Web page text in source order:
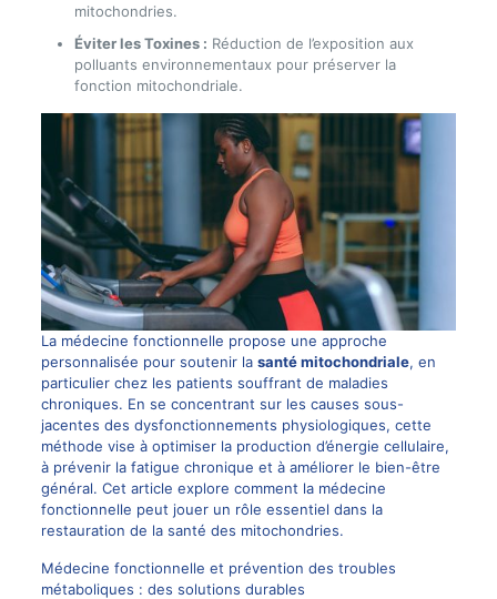
mitochondries.
Éviter les Toxines : Réduction de l’exposition aux
polluants environnementaux pour préserver la
fonction mitochondriale.
La médecine fonctionnelle propose une approche
personnalisée pour soutenir la santé mitochondriale, en
particulier chez les patients souffrant de maladies
chroniques. En se concentrant sur les causes sous-
jacentes des dysfonctionnements physiologiques, cette
méthode vise à optimiser la production d’énergie cellulaire,
à prévenir la fatigue chronique et à améliorer le bien-être
général. Cet article explore comment la médecine
fonctionnelle peut jouer un rôle essentiel dans la
restauration de la santé des mitochondries.
Médecine fonctionnelle et prévention des troubles
métaboliques : des solutions durables